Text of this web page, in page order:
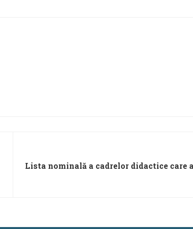
Lista nominală a cadrelor didactice care
merit în